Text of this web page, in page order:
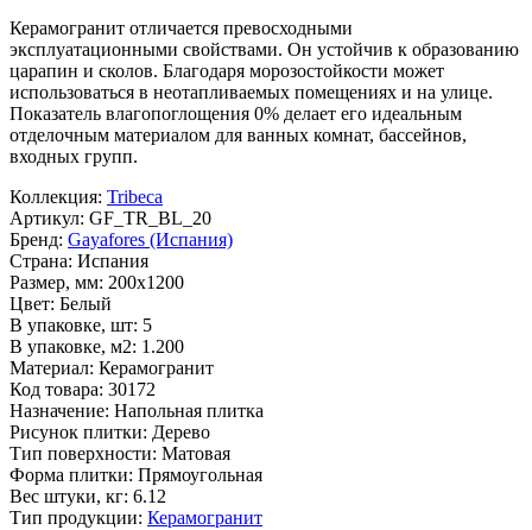
Керамогранит отличается превосходными
эксплуатационными свойствами. Он устойчив к образованию
царапин и сколов. Благодаря морозостойкости может
использоваться в неотапливаемых помещениях и на улице.
Показатель влагопоглощения 0% делает его идеальным
отделочным материалом для ванных комнат, бассейнов,
входных групп.
Коллекция: Tribeca
Артикул: GF_TR_BL_20
Бренд: Gayafores (Испания)
Страна: Испания
Размер, мм: 200x1200
Цвет: Белый
В упаковке, шт: 5
В упаковке, м2: 1.200
Материал: Керамогранит
Код товара: 30172
Назначение: Напольная плитка
Рисунок плитки: Дерево
Тип поверхности: Матовая
Форма плитки: Прямоугольная
Вес штуки, кг: 6.12
Тип продукции: Керамогранит